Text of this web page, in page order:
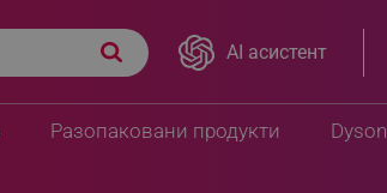
AI асистент
Разопаковани продукти Dyson